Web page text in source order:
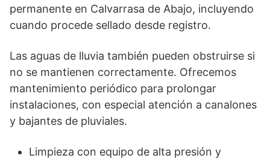
permanente en Calvarrasa de Abajo, incluyendo
cuando procede sellado desde registro.
Las aguas de lluvia también pueden obstruirse si
no se mantienen correctamente. Ofrecemos
mantenimiento periódico para prolongar
instalaciones, con especial atención a canalones
y bajantes de pluviales.
Limpieza con equipo de alta presión y